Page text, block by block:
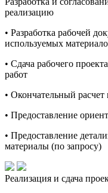
реализацию
• Разработка рабочей
используемых
• Сдача рабочего
работ
• Окончательный
• Предоставление
• Предоставление
материалы (по запросу)
Реализация и сдача